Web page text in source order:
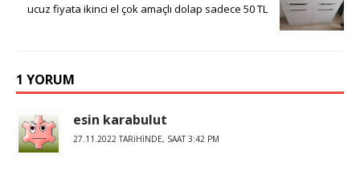
ucuz fiyata ikinci el çok amaçlı dolap sadece 50 TL
1 YORUM
esin karabulut
27.11.2022 TARIHINDE, SAAT 3:42 PM